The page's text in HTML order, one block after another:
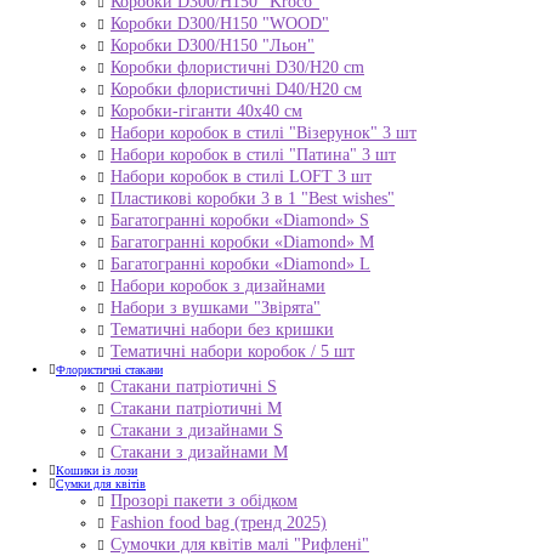
Коробки D300/H150 "WOOD"
Коробки D300/H150 "Льон"
Коробки флористичні D30/H20 cm
Коробки флористичні D40/H20 cм
Коробки-гіганти 40x40 см
Набори коробок в стилі "Візерунок" 3 шт
Набори коробок в стилі "Патина" 3 шт
Набори коробок в стилі LOFT 3 шт
Пластикові коробки 3 в 1 "Best wishes"
Багатогранні коробки «Diamond» S
Багатогранні коробки «Diamond» M
Багатогранні коробки «Diamond» L
Набори коробок з дизайнами
Набори з вушками "Звірята"
Тематичні набори без кришки
Тематичні набори коробок / 5 шт
Флористичні стакани
Стакани патріотичні S
Стакани патріотичні М
Стакани з дизайнами S
Стакани з дизайнами М
Кошики із лози
Сумки для квітів
Прозорі пакети з обідком
Fashion food bag (тренд 2025)
Сумочки для квітів малі "Рифлені"